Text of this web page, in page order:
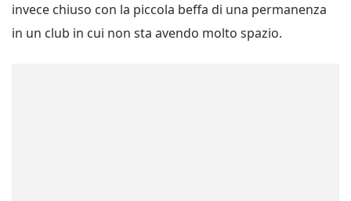
invece chiuso con la piccola beffa di una permanenza
in un club in cui non sta avendo molto spazio.